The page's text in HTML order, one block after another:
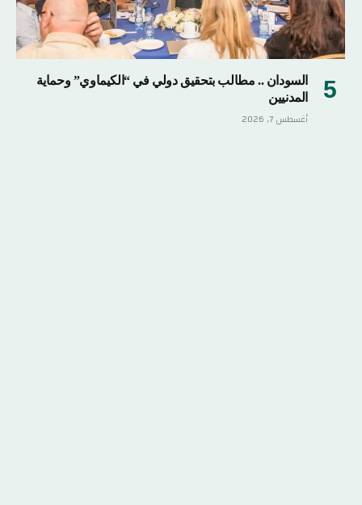
السودان .. مطالب بتحقيق دولي في “الكيماوي” وحماية
المدنيين
أغسطس 7, 2026